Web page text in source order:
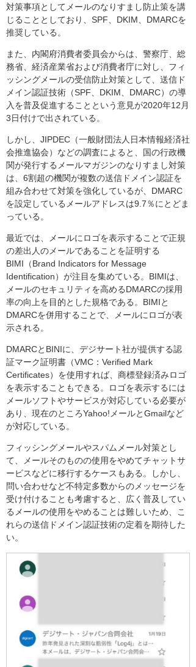
対策事項としてメールのなりすまし防止策を講
じることとしており、SPF、DKIM、DMARCを
推奨している。
また、内閣府消費者委員会からは、警察庁、総
務省、経済産業省および消費者庁に対し、フィ
ッシングメールの受信防止対策として、送信ド
メイン認証技術（SPF、DKIM、DMARC）の導
入を普及促進することという意見が2020年12月
3日付けで出されている。
しかし、JIPDEC（一般財団法人日本情報経済社
会推進協会）などの調査によると、国の行政機
関が発行するメールマガジンのなりすまし対策
は、6割超の機関が複数の送信ドメイン認証を
組み合わせて対策を強化しているが、DMARC
を設定しているメールアドレスは9.7％にとどま
っている。
最近では、メールにロゴを表示することで正規
の差出人のメールであることを証明する
BIMI（Brand Indicators for Message
Identification）が注目を集めている。BIMIは、
メールのセキュリティを高めるDMARCの採用
率の向上を目的とした規格である。BIMIと
DMARCを併用することで、メールにロゴが表
示される。
DMARCとBINIに、デジサート社が提供する認
証マーク証明書（VMC：Verified Mark
Certificates）を使用すれば、商標登録済みロゴ
を表示することもできる。ロゴを表示するには
メールソフトやサービスが対応している必要が
あり、現在のところYahoo!メールとGmailなど
が対応している。
フィッシングメールやスパムメール対策とし
て、メールそのものの使用をやめてチャットサ
ービスなどに移行するケースもある。しかし、
問い合わせなど不特定多数からのメッセージを
受け付けることも考慮すると、広く普及してい
るメールの使用をやめることは難しいため、こ
れらの送信ドメイン認証技術の定着を期待した
い。